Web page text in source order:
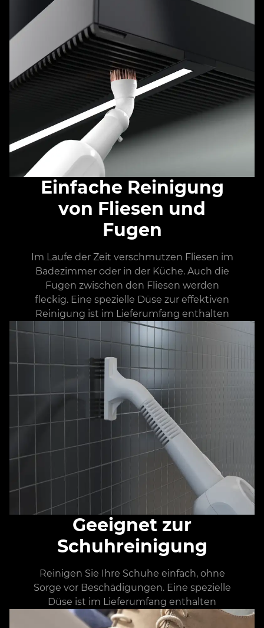
Einfache Reinigung
von Fliesen und
Fugen
Im Laufe der Zeit verschmutzen Fliesen im
Badezimmer oder in der Küche. Auch die
Fugen zwischen den Fliesen werden
fleckig. Eine spezielle Düse zur effektiven
Reinigung ist im Lieferumfang enthalten
Geeignet zur
Schuhreinigung
Reinigen Sie Ihre Schuhe einfach, ohne
Sorge vor Beschädigungen. Eine spezielle
Düse ist im Lieferumfang enthalten